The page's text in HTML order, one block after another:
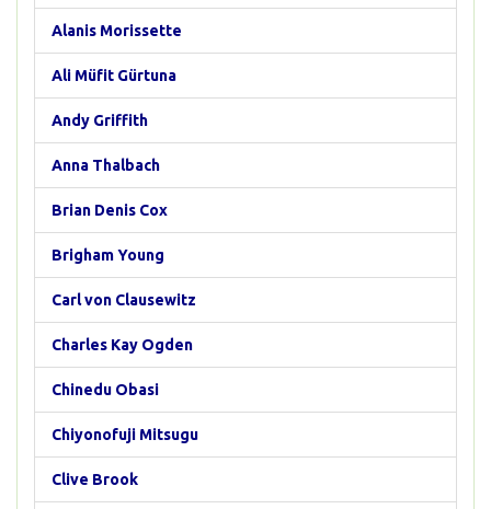
Alanis Morissette
Ali Müfit Gürtuna
Andy Griffith
Anna Thalbach
Brian Denis Cox
Brigham Young
Carl von Clausewitz
Charles Kay Ogden
Chinedu Obasi
Chiyonofuji Mitsugu
Clive Brook